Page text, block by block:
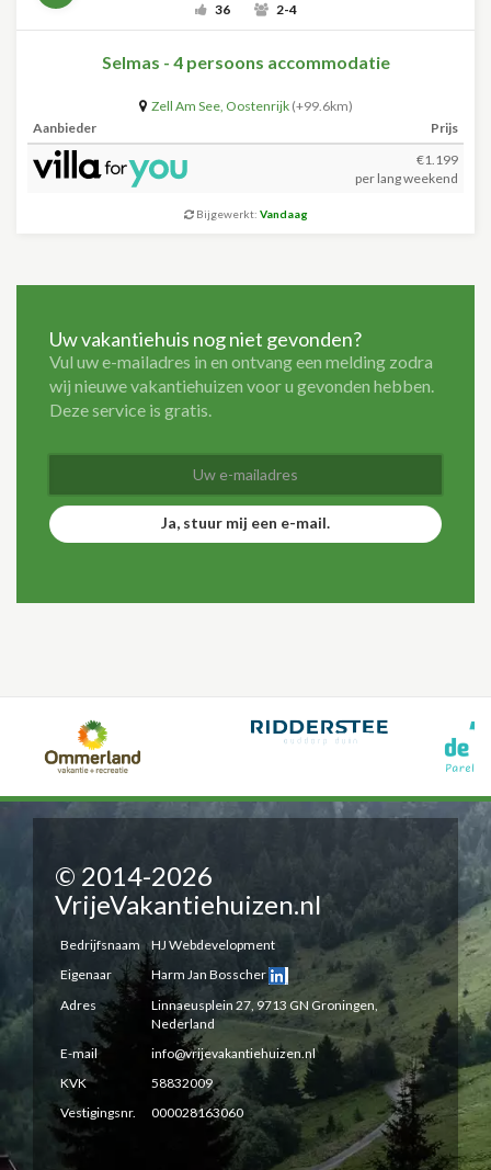
36 2-4
Selmas - 4 persoons accommodatie
Zell Am See, Oostenrijk (+99.6km)
Aanbieder
Prijs
€1.199
per lang weekend
Bijgewerkt: Vandaag
Uw vakantiehuis nog niet gevonden?
Vul uw e-mailadres in en ontvang een melding zodra
wij nieuwe vakantiehuizen voor u gevonden hebben.
Deze service is gratis.
Ja, stuur mij een e-mail.
© 2014-2026
VrijeVakantiehuizen.nl
Bedrijfsnaam
HJ Webdevelopment
Eigenaar
Harm Jan Bosscher
Adres
Linnaeusplein 27, 9713 GN Groningen,
Nederland
E-mail
info@vrijevakantiehuizen.nl
KVK
58832009
Vestigingsnr.
000028163060